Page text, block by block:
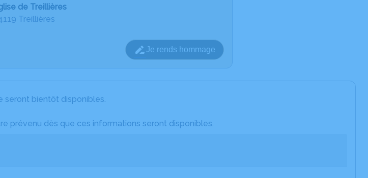
de Treillières
Treillières
Je rends hommage
seront bientôt disponibles.
prévenu dès que ces informations seront disponibles.